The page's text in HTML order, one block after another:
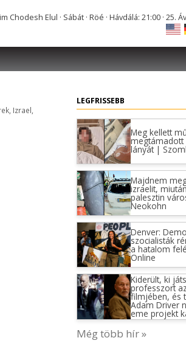
Chodesh Elul · Sábát · Röé · Hávdálá: 21:00 · 25.
Izrael
LEGFRISSEBB
Meg kellett
megtámadott
lányát |
Majdnem
izraelit,
palesztin
Neokohn
Denver:
szocialisták
a hatalom
Online
Kiderült, ki
professzort
filmjében, és
Adam Driver
eme projekt
Még több hír »